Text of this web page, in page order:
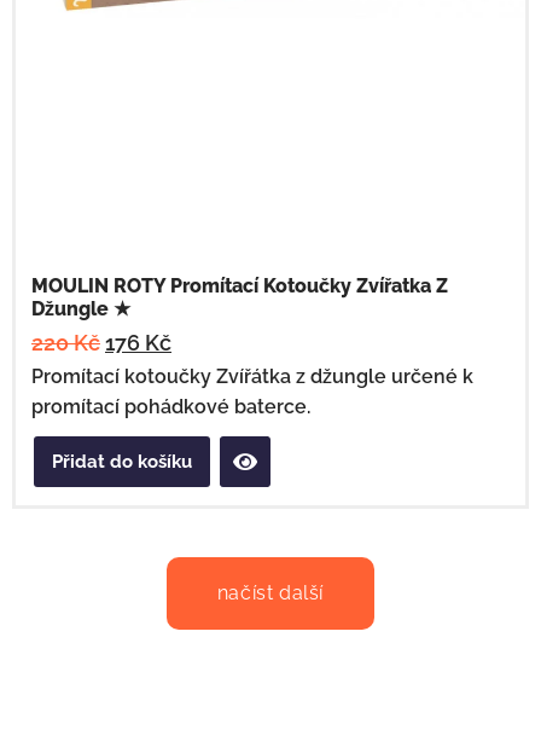
MOULIN ROTY Promítací Kotoučky Zvířatka Z
Džungle ★
220Kč176 Kč
Promítací kotoučky Zvířátka z džungle určené k
promítací pohádkové baterce.
Přidat do košíku
načíst další